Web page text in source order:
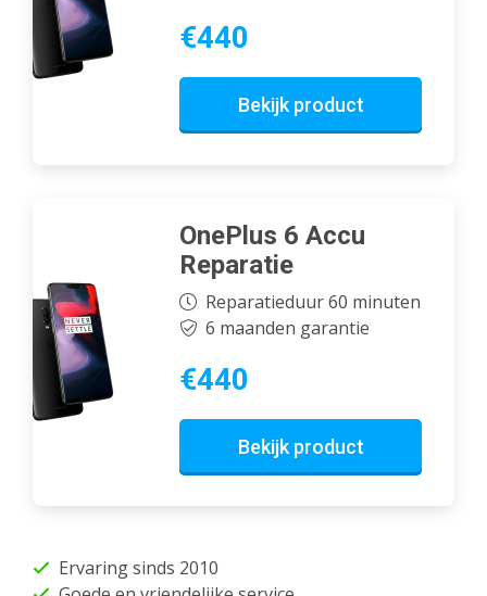
€440
Bekijk product
OnePlus 6 Accu
Reparatie
Reparatieduur 60 minuten
6 maanden garantie
€440
Bekijk product
Ervaring sinds 2010